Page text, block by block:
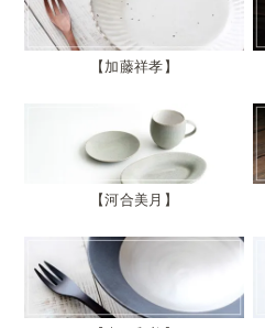
加藤祥孝
河合美月